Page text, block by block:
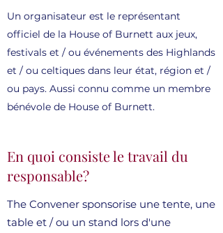
Un organisateur est le représentant
officiel de la House of Burnett aux jeux,
festivals et / ou événements des Highlands
et / ou celtiques dans leur état, région et /
ou pays. Aussi connu comme un membre
bénévole de House of Burnett.
En quoi consiste le travail du
responsable?
The Convener sponsorise une tente, une
table et / ou un stand lors d'une